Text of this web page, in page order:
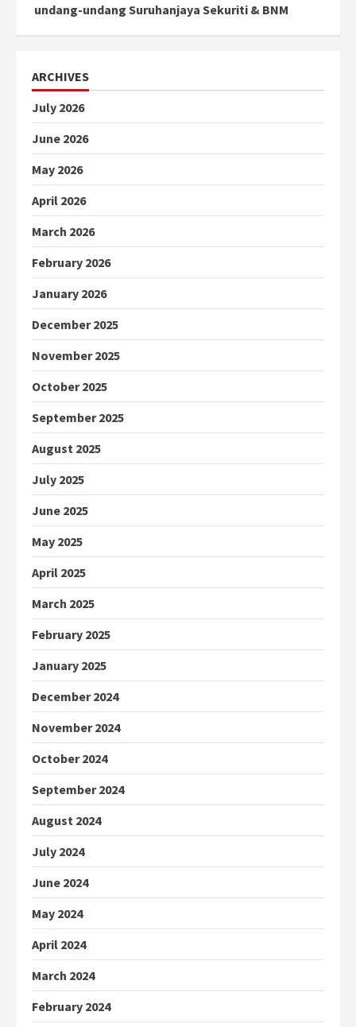
undang-undang Suruhanjaya Sekuriti & BNM
ARCHIVES
July 2026
June 2026
May 2026
April 2026
March 2026
February 2026
January 2026
December 2025
November 2025
October 2025
September 2025
August 2025
July 2025
June 2025
May 2025
April 2025
March 2025
February 2025
January 2025
December 2024
November 2024
October 2024
September 2024
August 2024
July 2024
June 2024
May 2024
April 2024
March 2024
February 2024